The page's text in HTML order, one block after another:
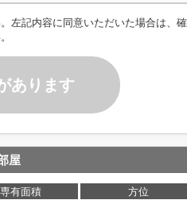
左記内容に同意いただいた場合は、
あります
屋
専有面積 方位